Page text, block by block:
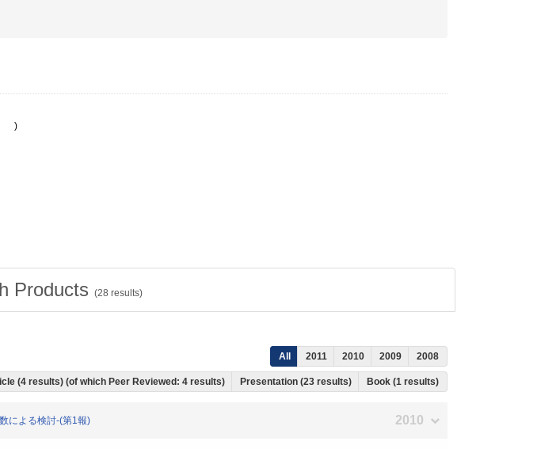
)
Products (28 results)
All 2011 2010 2009 2008
(4 results) (of which Peer Reviewed: 4 results) Presentation (23 results) Book (1 results)
による検討-(第1報) 2010